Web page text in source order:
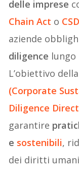
delle imprese
Chain Act o
aziende
diligence
L’obiettivo della
(Corporate
Diligence
garantire
e sostenibili,
dei diritti